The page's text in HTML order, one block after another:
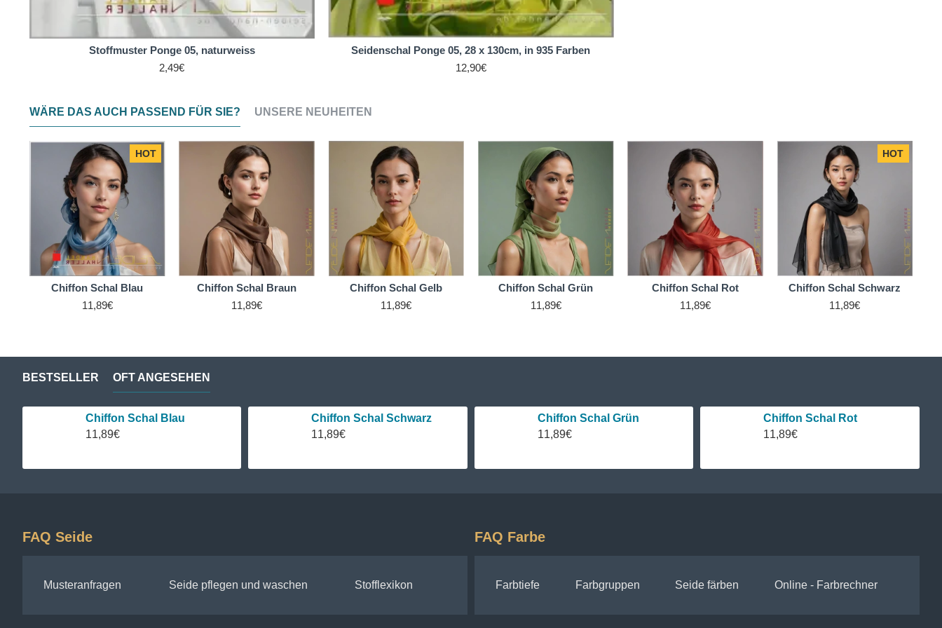
Stoffmuster Ponge 05, naturweiss
2,49€
Seidenschal Ponge 05, 28 x 130cm, in 935 Farben
12,90€
WÄRE DAS AUCH PASSEND FÜR SIE? UNSERE NEUHEITEN
HOT
Chiffon Schal Blau
11,89€
Chiffon Schal Braun
11,89€
Chiffon Schal Gelb
11,89€
Chiffon Schal Grün
11,89€
Chiffon Schal Rot
11,89€
HOT
Chiffon Schal Schwarz
11,89€
BESTSELLER OFT ANGESEHEN
Chiffon Schal Blau
11,89€
Chiffon Schal Schwarz
11,89€
Chiffon Schal Grün
11,89€
Chiffon Schal Rot
11,89€
FAQ Seide
Musteranfragen Seide pflegen und waschen Stofflexikon
FAQ Farbe
Farbtiefe Farbgruppen Seide färben Online - Farbrechner